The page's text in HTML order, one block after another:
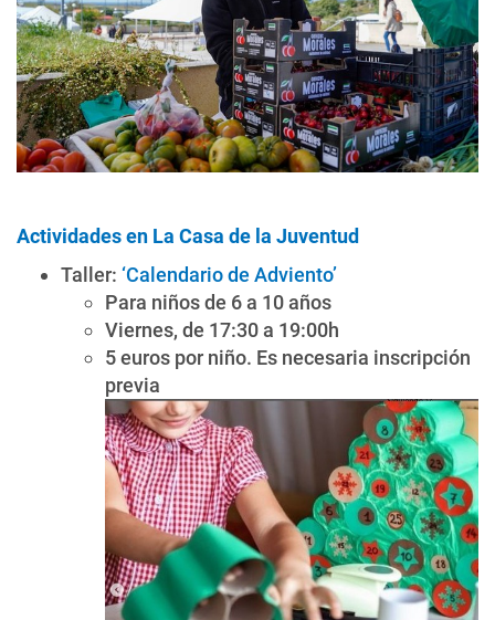
Actividades en La Casa de la Juventud
Taller: ‘Calendario de Adviento’
Para niños de 6 a 10 años
Viernes, de 17:30 a 19:00h
5 euros por niño. Es necesaria inscripción
previa